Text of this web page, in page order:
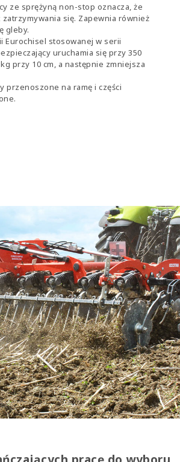
ze sprężyną non-stop oznacza, że
zatrzymywania się. Zapewnia również
gleby.
Eurochisel stosowanej w serii
uruchamia się przy 350
przy 10 cm, a następnie zmniejsza
przenoszone na ramę i części